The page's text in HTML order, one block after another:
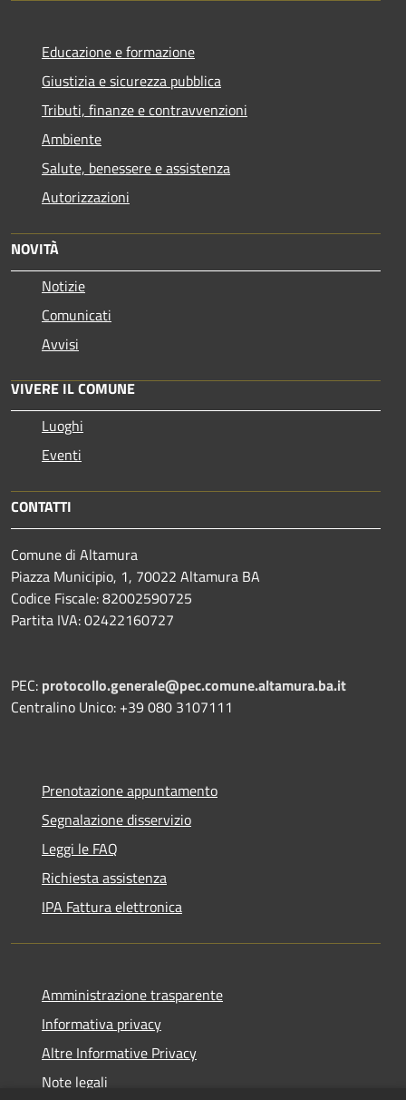
Educazione e formazione
Giustizia e sicurezza pubblica
Tributi, finanze e contravvenzioni
Ambiente
Salute, benessere e assistenza
Autorizzazioni
NOVITÀ
Notizie
Comunicati
Avvisi
VIVERE IL COMUNE
Luoghi
Eventi
CONTATTI
Comune di Altamura
Piazza Municipio, 1, 70022 Altamura BA
Codice Fiscale: 82002590725
Partita IVA: 02422160727
PEC: protocollo.generale@pec.comune.altamura.ba.it
Centralino Unico: +39 080 3107111
Prenotazione appuntamento
Segnalazione disservizio
Leggi le FAQ
Richiesta assistenza
IPA Fattura elettronica
Amministrazione trasparente
Informativa privacy
Altre Informative Privacy
Note legali